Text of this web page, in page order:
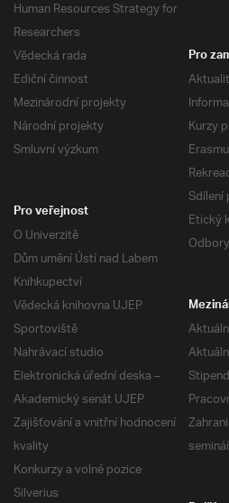
Human Resources Strategy for
Researchers
Vědecká rada
Ediční činnost
Mezinárodní projekty
Národní projekty
Smluvní výzkum
Pro
Kurzy
Etický
Pro veřejnost
O Univerzitě
Dům umění Ústí nad Labem
Knihkupectví
Vědecká knihovna UJEP
Sportoviště
Nahrávací studio
Elektronická úřední deska –
Akademický senát UJEP
Zajišťování a vnitřní hodnocení
kvality
Konkurzy a volné pozice
Silverius